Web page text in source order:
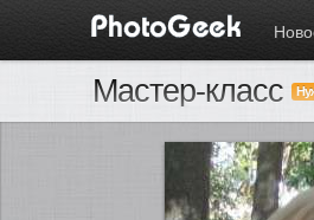
Мастер-класс